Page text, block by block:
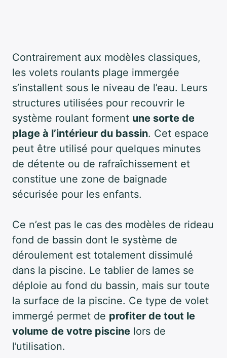
Contrairement aux modèles classiques,
les volets roulants plage immergée
s’installent sous le niveau de l’eau. Leurs
structures utilisées pour recouvrir le
système roulant forment une sorte de
plage à l’intérieur du bassin. Cet espace
peut être utilisé pour quelques minutes
de détente ou de rafraîchissement et
constitue une zone de baignade
sécurisée pour les enfants.
Ce n’est pas le cas des modèles de rideau
fond de bassin dont le système de
déroulement est totalement dissimulé
dans la piscine. Le tablier de lames se
déploie au fond du bassin, mais sur toute
la surface de la piscine. Ce type de volet
immergé permet de profiter de tout le
volume de votre piscine lors de
l’utilisation.